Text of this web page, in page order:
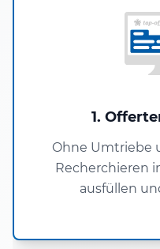
1.
Ohne Umtriebe
Recherchieren
ausfüllen